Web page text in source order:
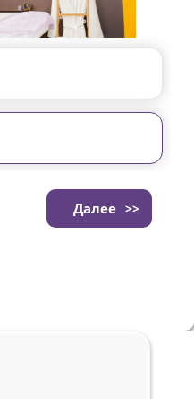
Далее